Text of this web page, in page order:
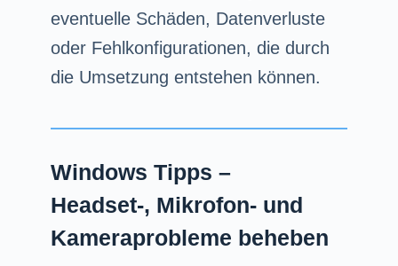
eventuelle Schäden, Datenverluste
oder Fehlkonfigurationen, die durch
die Umsetzung entstehen können.
Windows Tipps –
Headset-, Mikrofon- und
Kameraprobleme beheben